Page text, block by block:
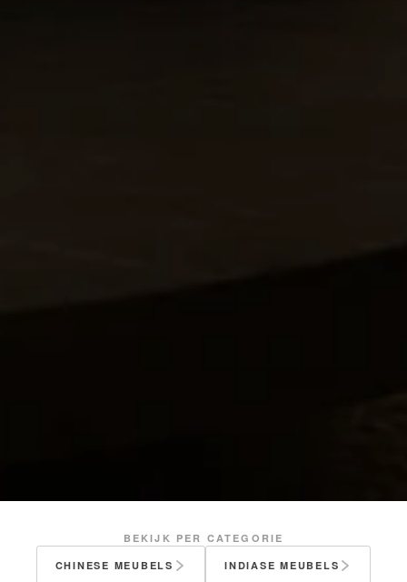
BEKIJK PER CATEGORIE
CHINESE MEUBELS
INDIASE MEUBELS